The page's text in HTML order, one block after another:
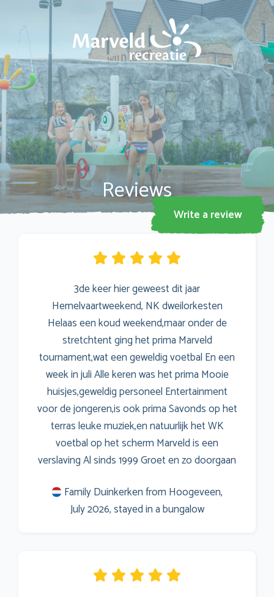
Reviews
Write a review
3de keer hier geweest dit jaar
Hemelvaartweekend, NK dweilorkesten
Helaas een koud weekend,maar onder de
stretchtent ging het prima Marveld
tournament,wat een geweldig voetbal En een
week in juli Alle keren was het prima Mooie
huisjes,geweldig personeel Entertainment
voor de jongeren,is ook prima Savonds op het
terras leuke muziek,en natuurlijk het WK
voetbal op het scherm Marveld is een
verslaving Al sinds 1999 Groet en zo doorgaan
Family Duinkerken from Hoogeveen,
July 2026, stayed in a bungalow
Family*
Email address*
Residence
Type of accommodation*
How was your vacation?*
Attention! It may take a while for your review to